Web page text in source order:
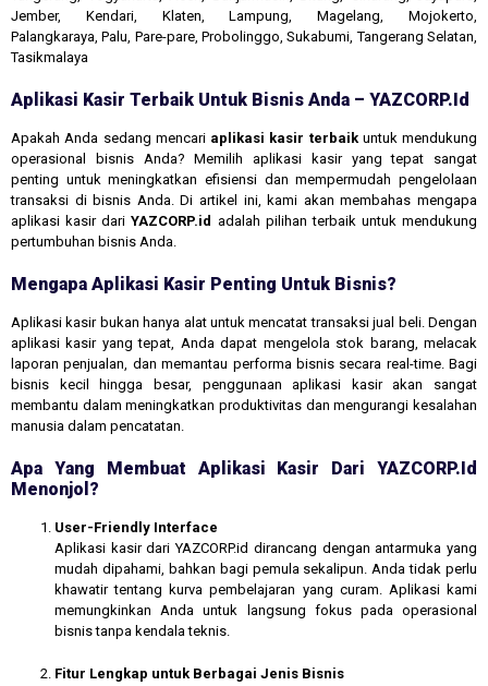
Jember, Kendari, Klaten, Lampung, Magelang, Mojokerto,
Palangkaraya, Palu, Pare-pare, Probolinggo, Sukabumi, Tangerang Selatan,
Tasikmalaya
Aplikasi Kasir Terbaik Untuk Bisnis Anda – YAZCORP.id
Apakah Anda sedang mencari aplikasi kasir terbaikuntuk mendukung
operasional bisnis Anda? Memilih aplikasi kasir yang tepat sangat
penting untuk meningkatkan efisiensi dan mempermudah pengelolaan
transaksi di bisnis Anda. Di artikel ini, kami akan membahas mengapa
aplikasi kasir dariYAZCORP.id adalah pilihan terbaik untuk mendukung
pertumbuhan bisnis Anda.
Mengapa Aplikasi Kasir Penting Untuk Bisnis?
Aplikasi kasir bukan hanya alat untuk mencatat transaksi jual beli. Dengan
aplikasi kasir yang tepat, Anda dapat mengelola stok barang, melacak
laporan penjualan, dan memantau performa bisnis secara real-time. Bagi
bisnis kecil hingga besar, penggunaan aplikasi kasir akan sangat
membantu dalam meningkatkan produktivitas dan mengurangi kesalahan
manusia dalam pencatatan.
Apa Yang Membuat Aplikasi Kasir Dari YAZCORP.id
Menonjol?
User-Friendly Interface
Aplikasi kasir dari YAZCORP.id dirancang dengan antarmuka yang
mudah dipahami, bahkan bagi pemula sekalipun. Anda tidak perlu
khawatir tentang kurva pembelajaran yang curam. Aplikasi kami
memungkinkan Anda untuk langsung fokus pada operasional
bisnis tanpa kendala teknis.
Fitur Lengkap untuk Berbagai Jenis Bisnis